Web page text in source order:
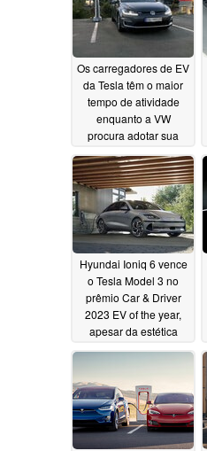
Os carregadores de EV
da Tesla têm o maior
tempo de atividade
enquanto a VW
procura adotar sua
porta e conector NACS
06/30/2023
Hyundai Ioniq 6 vence
o Tesla Model 3 no
prêmio Car & Driver
2023 EV of the year,
apesar da estética
controversa06/29/2023